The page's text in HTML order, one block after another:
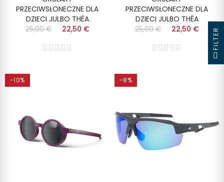
PRZECIWSŁONECZNE DLA
DZIECI JULBO THÉA
25,00 €
22,50 €
PRZECIWSŁONECZNE DLA
DZIECI JULBO THÉA
25,00 €
22,50 €
-10% -8%
FILTER